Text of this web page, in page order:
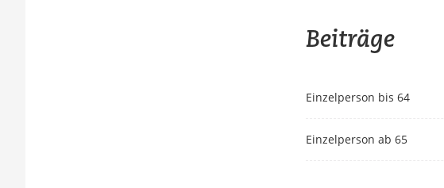
Beiträge
Einzelperson bis 64
Einzelperson ab 65